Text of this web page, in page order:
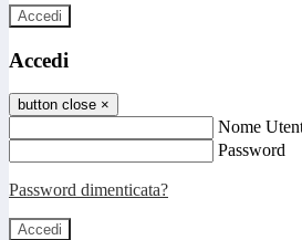
Accedi
Accedi
button close ×
Nome
Password
Password dimenticata?